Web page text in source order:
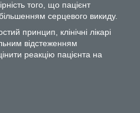
того, що пацієнт
серцевого викиду.
принцип, клінічні лікарі
відстеженням
реакцію пацієнта на